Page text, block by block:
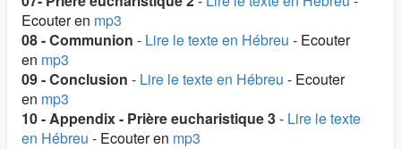
Ecouter en mp3
08 - Communion - Lire le texte en Hébreu - Ecouter
en mp3
09 - Conclusion - Lire le texte en Hébreu - Ecouter
en mp3
10 - Appendix - Prière eucharistique 3- Lire le texte
en Hébreu - Ecouter en mp3